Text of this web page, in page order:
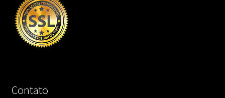
Contato